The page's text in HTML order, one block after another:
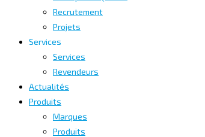
Recrutement
Projets
Services
Services
Revendeurs
Actualités
Produits
Marques
Produits